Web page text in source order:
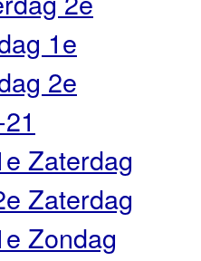
1e
2e
Zaterdag
Zaterdag
Zondag